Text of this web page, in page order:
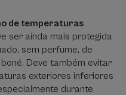
de temperaturas
ser ainda mais protegida
sem perfume, de
Deve também evitar
exteriores inferiores
durante